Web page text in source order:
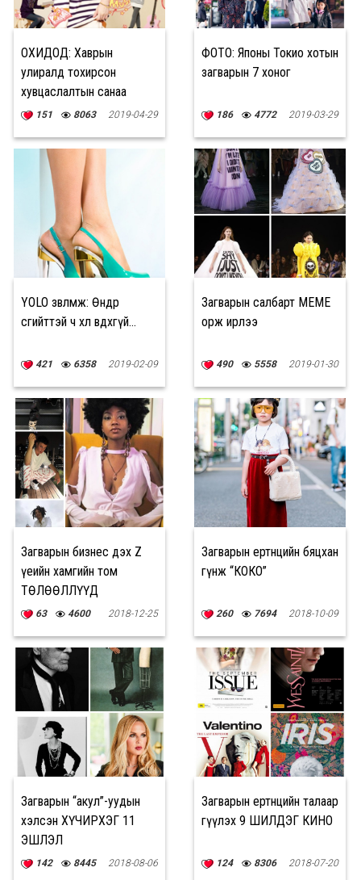
ОХИДОД: Хаврын
улиралд тохирсон
хувцаслалтын санаа
151 8063 2019-04-29
ФОТО: Японы Токио хотын
загварын 7 хоног
186 4772 2019-03-29
YOLO зөвлөмж: Өндөр
өсгийттэй ч хөл өвдөхгүй...
421 6358 2019-02-09
Загварын салбарт MEME
орж ирлээ
490 5558 2019-01-30
Загварын бизнес дэх Z
үеийн хамгийн том
ТӨЛӨӨЛЛҮҮД
63 4600 2018-12-25
Загварын ертөнцийн бяцхан
гүнж “КОКО”
260 7694 2018-10-09
Загварын “акул”-уудын
хэлсэн ХҮЧИРХЭГ 11
ЭШЛЭЛ
142 8445 2018-08-06
Загварын ертөнцийн талаар
өгүүлэх 9 ШИЛДЭГ КИНО
124 8306 2018-07-20